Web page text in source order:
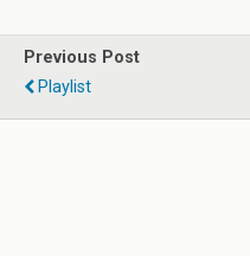
Previous Post
Playlist